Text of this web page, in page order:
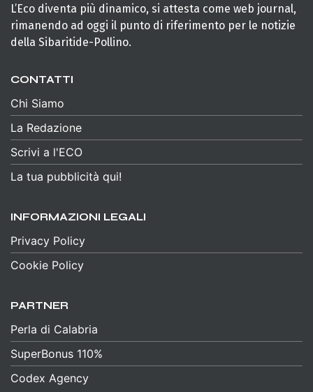
L’Eco diventa più dinamico, si attesta come web journal,
rimanendo ad oggi il punto di riferimento per le notizie
della Sibaritide-Pollino.
CONTATTI
Chi Siamo
La Redazione
Scrivi a l'ECO
La tua pubblicità qui!
INFORMAZIONI LEGALI
Privacy Policy
Cookie Policy
PARTNER
Perla di Calabria
SuperBonus 110%
Codex Agency